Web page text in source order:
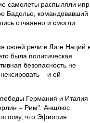
самолеты распыляли
Бадольо, командовавший
отчаянно и смогли
своей речи в Лиге Наций
была политическая
безопасность не
– и ей
победы Германия и Италия
– Рим". Аншлюс
что Эфиопия